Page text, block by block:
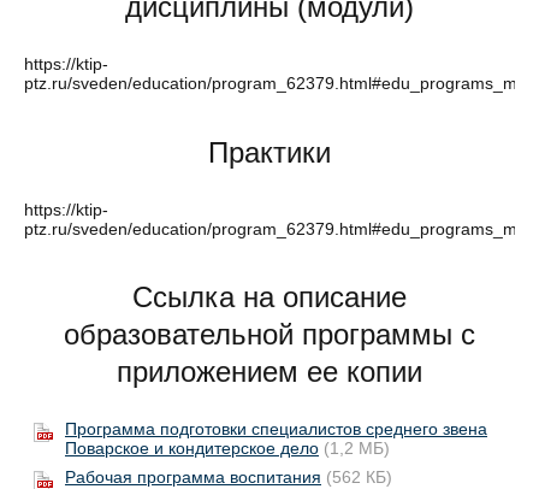
дисциплины (модули)
https://ktip-
ptz.ru/sveden/education/
Практики
https://ktip-
ptz.ru/sveden/education/
Ссылка на описание
образовательной программы с
приложением ее копии
Программа подготовки специалистов среднего звена
Поварское и кондитерское дело (1,2 МБ)
Рабочая программа воспитания (562 КБ)